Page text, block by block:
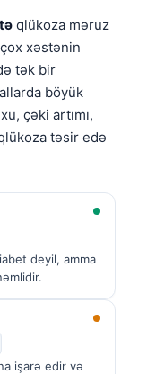
qlükoza məruz
xəstənin
tək bir
böyük
çəki artımı,
təsir edə
deyil, amma
işarə edir və